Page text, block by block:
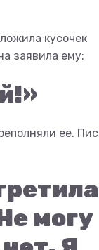
кусочек
заявила ему:
ее.
могу